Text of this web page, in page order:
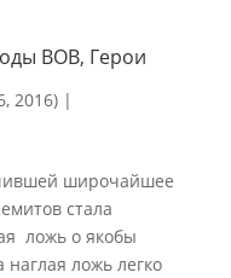
ВОВ, Герои
2016)|
широчайшее
стала
ложь о якобы
ложь легко